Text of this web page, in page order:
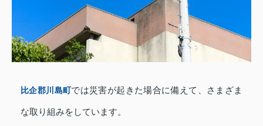
比企郡川島町では災害が起きた場合に備えて、さまざま
な取り組みをしています。